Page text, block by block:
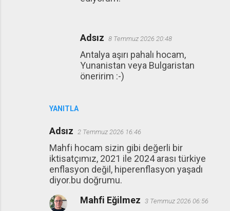
YANITLA
Adsız 8 Temmuz 2026 20:48
Antalya aşırı pahalı hocam,
Yunanistan veya Bulgaristan
öneririm :-)
Adsız 2 Temmuz 2026 16:46
Mahfi hocam sizin gibi değerli bir
iktisatçımız, 2021 ile 2024 arası türkiye
enflasyon değil, hiperenflasyon yaşadı
diyor.bu doğrumu.
Mahfi Eğilmez 3 Temmuz 2026 06:56